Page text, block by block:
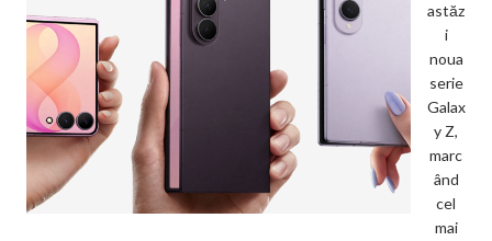
astăz
i
noua
serie
Galax
y Z,
marc
ând
cel
mai